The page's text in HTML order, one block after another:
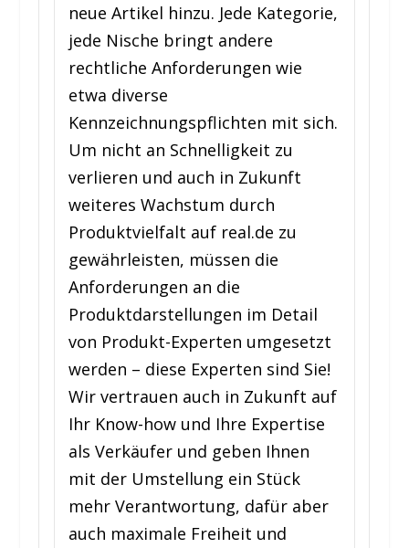
neue Artikel hinzu. Jede Kategorie,
jede Nische bringt andere
rechtliche Anforderungen wie
etwa diverse
Kennzeichnungspflichten mit sich.
Um nicht an Schnelligkeit zu
verlieren und auch in Zukunft
weiteres Wachstum durch
Produktvielfalt auf real.de zu
gewährleisten, müssen die
Anforderungen an die
Produktdarstellungen im Detail
von Produkt-Experten umgesetzt
werden – diese Experten sind Sie!
Wir vertrauen auch in Zukunft auf
Ihr Know-how und Ihre Expertise
als Verkäufer und geben Ihnen
mit der Umstellung ein Stück
mehr Verantwortung, dafür aber
auch maximale Freiheit und